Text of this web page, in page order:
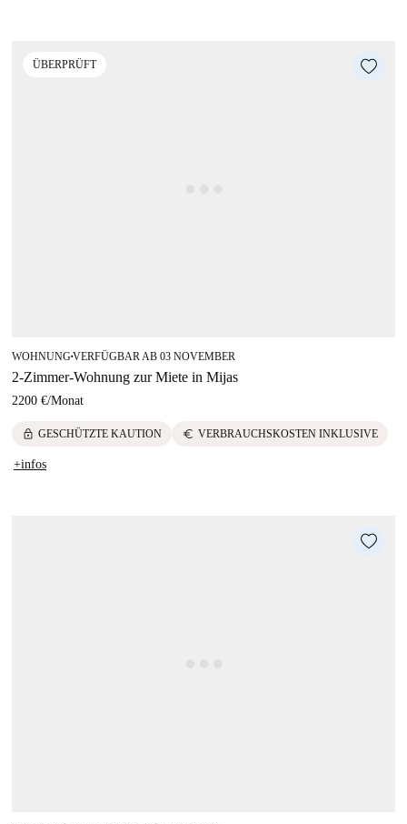
ÜBERPRÜFT
WOHNUNG■VERFÜGBAR AB 03 NOVEMBER
2-Zimmer-Wohnung zur Miete in Mijas
2200 €/Monat
lock GESCHÜTZTE KAUTION euro VERBRAUCHSKOSTEN INKLUSIVE
+infos